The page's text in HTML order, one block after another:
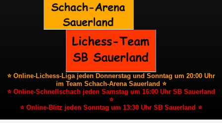
⭐ Online-Lichess-Liga jeden Donnerstag und Sonntag um 20:00 Uhr
im Team Schach-Arena Sauerland ⭐
⭐ Online-Schnellschach jeden Samstag um 16:00 Uhr SB Sauerland
⭐
⭐ Online-Blitz jeden Sonntag um 13:30 Uhr SB Sauerland ⭐